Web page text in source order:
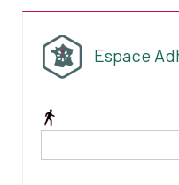
Espace